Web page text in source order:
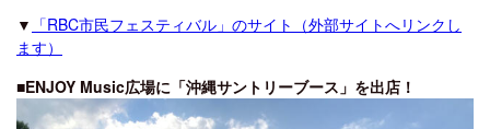
▼ 「RBC市民フェスティバル」のサイト（外部サイトへリンクし
ます）
■ENJOY Music広場に「沖縄サントリーブース」を出店！